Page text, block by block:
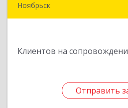
Ноябрьск
Клиентов на
Отправить
Отправить